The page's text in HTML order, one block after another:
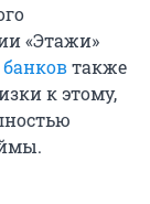
«Этажи»
также
к этому,